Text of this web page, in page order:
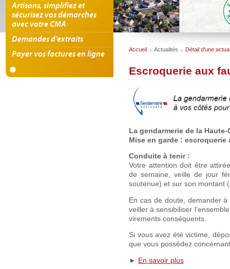
Artisans, simplifiez et
sécurisez vos démarches
avec votre CMA
Demandes d'extraits
Payer vos factures en ligne
Accueil Actualités Détail d'une
Escroquerie aux
La gendarmerie de la
Mise en garde :
Conduite à tenir :
Votre attention doit être
de semaine, veille de jour
soutenue) et sur son montant
En cas de doute, demander
veiller à sensibiliser
virements conséquents.
Si vous avez été victime,
que vous possédez
► En savoir plus